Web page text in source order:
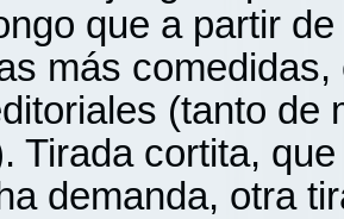
que a partir
más
(tanto de
Tirada cortita,
demanda, otra